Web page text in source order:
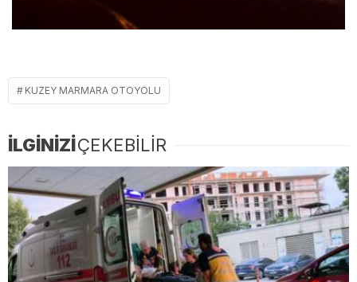
KUZEY MARMARA OTOYOLU
İLGİNİZİÇEKEBİLİR